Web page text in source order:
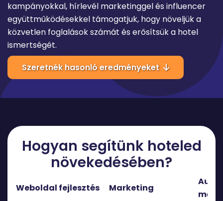
kampányokkal, hírlevél marketinggel és influencer
együttműködésekkel támogatjuk, hogy növeljük a
közvetlen foglalások számát és erősítsük a hotel
ismertségét.
Szeretnék hasonló eredményeket
Hogyan segítünk hoteled
növekedésében?
Weboldal fejlesztés Marketing